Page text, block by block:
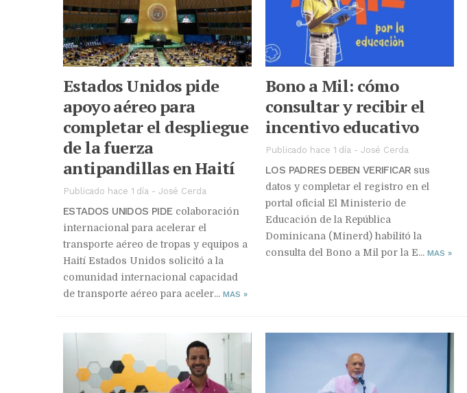
Estados Unidos pide
apoyo aéreo para
completar el despliegue
de la fuerza
antipandillas en Haití
Publicado hace 1 día - José Cerda
ESTADOS UNIDOS PIDEcolaboración
internacional para acelerar el
transporte aéreo de tropas y equipos a
Haití Estados Unidos solicitó a la
comunidad internacional capacidad
de transporte aéreo para aceler... MAS »
Bono a Mil: cómo
consultar y recibir el
incentivo educativo
Publicado hace 1 día - José Cerda
LOS PADRES DEBEN VERIFICAR sus
datos y completar el registro en el
portal oficial El Ministerio de
Educación de la República
Dominicana (Minerd) habilitó la
consulta del Bono a Mil por la E... MAS »